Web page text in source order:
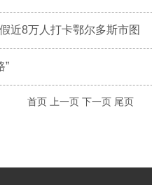
近8万人打卡鄂尔多斯市图
”
首页 上一页 下一页 尾页